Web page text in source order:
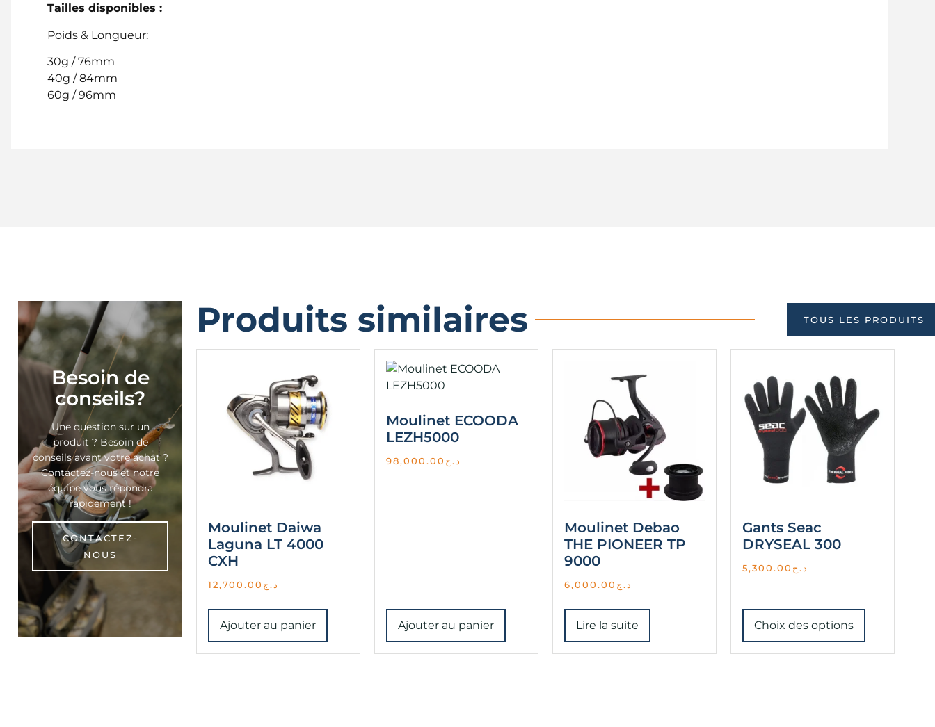
Tailles disponibles :
Poids & Longueur:
30g /76mm
40g /84mm
60g /96mm
Besoin de
conseils?
Une question sur un
produit ? Besoin de
conseils avant votre achat ?
Contactez-nous et notre
équipe vous répondra
rapidement !
CONTACTEZ-
NOUS
Produits similaires TOUS LES PRODUITS
Moulinet Daiwa
Laguna LT 4000
CXH
د.ج 12,700.00
Ajouter au panier
Moulinet ECOODA
LEZH5000
د.ج 98,000.00
Ajouter au panier
Moulinet Debao
THE PIONEER TP
9000
د.ج 6,000.00
Lire la suite
Gants Seac
DRYSEAL 300
د.ج 5,300.00
Choix des options